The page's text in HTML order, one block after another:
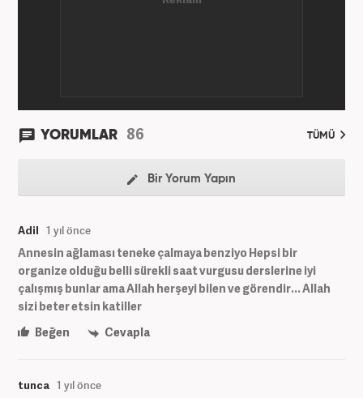
YORUMLAR 86 TÜMÜ
Bir Yorum Yapın
Adil 1 yıl önce
Annesin ağlaması teneke çalmaya benziyo Hepsi bir
organize olduğu belli sürekli saat vurgusu derslerine iyi
çalışmış bunlar ama Allah herşeyi bilen ve görendir... Allah
sizi beter etsin katiller
Beğen
Cevapla
tunca 1 yıl önce